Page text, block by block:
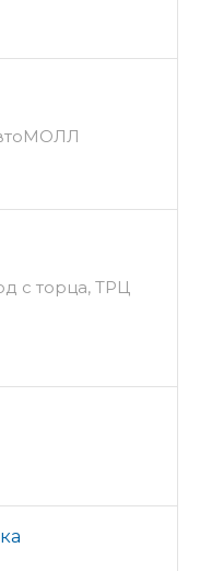
с торца, ТРЦ